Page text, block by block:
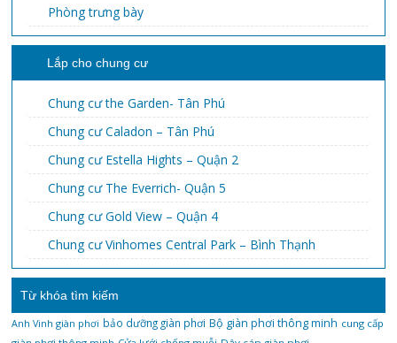
Phòng trưng bày
Lắp cho chung cư
Chung cư the Garden- Tân Phú
Chung cư Caladon – Tân Phú
Chung cư Estella Hights – Quận 2
Chung cư The Everrich- Quận 5
Chung cư Gold View – Quận 4
Chung cư Vinhomes Central Park – Bình Thạnh
Từ khóa tìm kiếm
Anh Vinh giàn phơi bảo dưỡng giàn phơi Bộ giàn phơi thông minh cung cấp